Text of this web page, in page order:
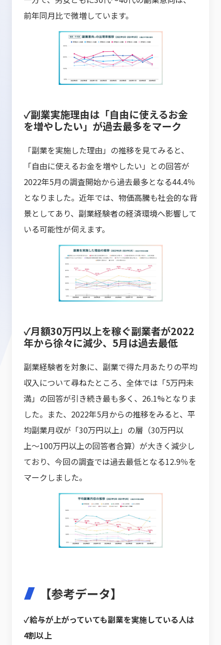
前年同月比で微増しています。
✓副業実施理由は「自由に使えるお金
を増やしたい」が過去最多をマーク
「副業を実施した理由」の推移を見てみると、
「自由に使えるお金を増やしたい」との回答が
2022年5月の調査開始から過去最多となる44.4％
となりました。近年では、物価高騰も社会的な背
景としてあり、副業経験者の経済環境へ影響して
いる可能性が伺えます。
✓月額30万円以上を稼ぐ副業者が2022
年から徐々に減少、5月は過去最低
副業経験者を対象に、副業で得た月あたりの平均
収入について尋ねたところ、全体では「5万円未
満」の回答が引き続き最も多く、26.1%となりま
した。また、2022年5月からの推移をみると、平
均副業月収が「30万円以上」の層（30万円以
上〜100万円以上の回答者合算）が大きく減少し
ており、今回の調査では過去最低となる12.9％を
マークしました。
【参考データ】
✓給与が上がっていても副業を実施している人は
4割以上